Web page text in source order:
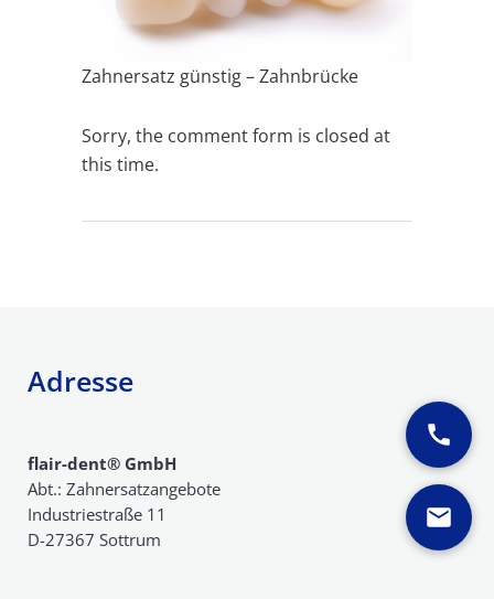
Zahnersatz günstig – Zahnbrücke
Sorry, the comment form is closed at
this time.
Adresse
flair-dent® GmbH
Abt.: Zahnersatzangebote
Industriestraße 11
D-27367 Sottrum